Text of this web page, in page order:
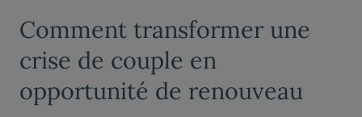
Comment transformer une
crise de couple en
opportunité de renouveau